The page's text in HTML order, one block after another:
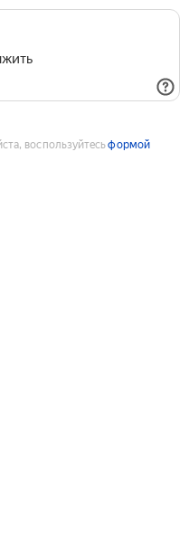
воспользуйтесьформой